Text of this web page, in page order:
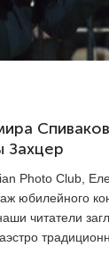
Захцер
Photo Club,
юбилейного
читатели